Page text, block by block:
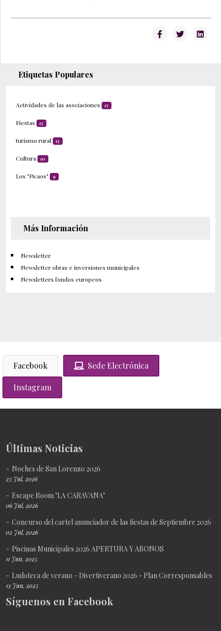
Etiquetas Populares
Actividades de las asociaciones 17
Fiestas 15
turismo rural 15
Cultura 10
Los "Picaos" 9
Más Información
Newsletter
Newsletter obras e inversiones municipales
Newsletters fondos europeos
Facebook Sede Electrónica
Instagram
Últimas Noticias
Noches de San Lorenzo 2026
23 Jul, 2026
Escape Room "LA CARAVANA"
06 Jul, 2026
Concurso del cartel anunciador de las fiestas de Septiembre 2026
02 Jul, 2026
Piscinas Municipales 2026 APERTURA Y ABONOS
11 Jun, 2025
Ludoteca de verano - Divertiverano 2026 - Plan Corresponsables
13 Jun, 2025
Síguenos en Facebook